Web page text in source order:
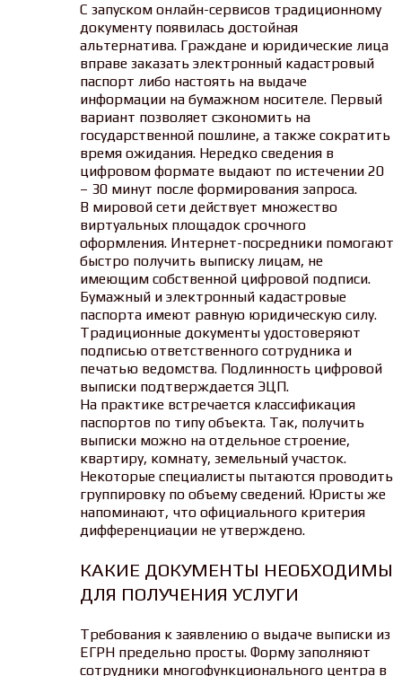
С запуском онлайн-сервисов традиционному
документу появилась достойная
альтернатива. Граждане и юридические лица
вправе заказать электронный кадастровый
паспорт либо настоять на выдаче
информации на бумажном носителе. Первый
вариант позволяет сэкономить на
государственной пошлине, а также сократить
время ожидания. Нередко сведения в
цифровом формате выдают по истечении 20
– 30 минут после формирования запроса.
В мировой сети действует множество
виртуальных площадок срочного
оформления. Интернет-посредники помогают
быстро получить выписку лицам, не
имеющим собственной цифровой подписи.
Бумажный и электронный кадастровые
паспорта имеют равную юридическую силу.
Традиционные документы удостоверяют
подписью ответственного сотрудника и
печатью ведомства. Подлинность цифровой
выписки подтверждается ЭЦП.
На практике встречается классификация
паспортов по типу объекта. Так, получить
выписки можно на отдельное строение,
квартиру, комнату, земельный участок.
Некоторые специалисты пытаются проводить
группировку по объему сведений. Юристы же
напоминают, что официального критерия
дифференциации не утверждено.
КАКИЕ ДОКУМЕНТЫ НЕОБХОДИМЫ
ДЛЯ ПОЛУЧЕНИЯ УСЛУГИ
Требования к заявлению о выдаче выписки из
ЕГРН предельно просты. Форму заполняют
сотрудники многофункционального центра в